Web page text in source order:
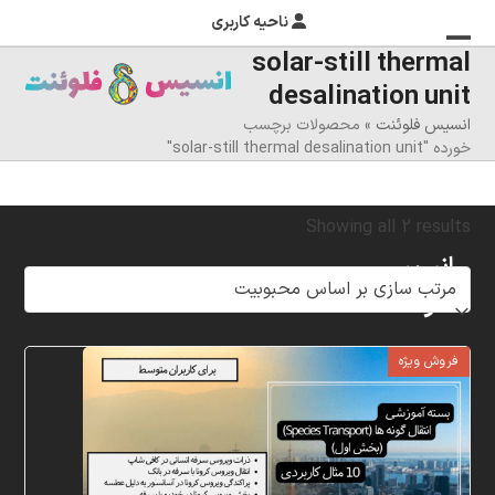
ناحیه کاربری
منوی
موبایل
را
تغییر
دهید
بستن
منوی
موبایل
solar-still thermal
desalination unit
انسیس فلوئنت » محصولات برچسب
خورده "solar-still thermal desalination unit"
Showing all 2 results
by
popularity
فروش ویژه
انسیس
فلوئنت
شرکت
خلاق
پردازشگران
مهر،
متخصص